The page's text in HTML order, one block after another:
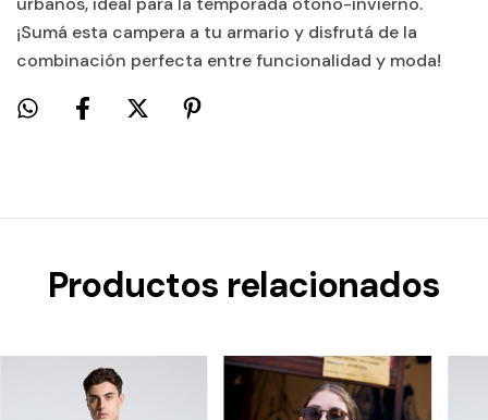
¡Sumá esta campera a tu armario y disfrutá de la
combinación perfecta entre funcionalidad y moda!
Productos relacionados